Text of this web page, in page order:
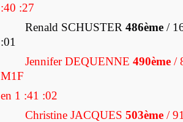
:40 :27
Renald SCHUSTER 486ème /
:01
Jennifer DEQUENNE 490ème /
M1F
en 1 :41 :02
Christine JACQUES 503ème /